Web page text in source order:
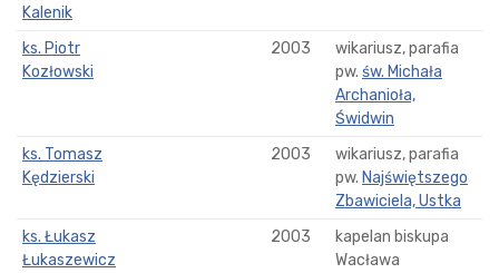
Kalenik
ks. Piotr
Kozłowski
2003
wikariusz, parafia
pw. św. Michała
Archanioła,
Świdwin
ks. Tomasz
Kędzierski
2003
wikariusz, parafia
pw. Najświętszego
Zbawiciela, Ustka
ks. Łukasz
Łukaszewicz
2003
kapelan biskupa
Wacława